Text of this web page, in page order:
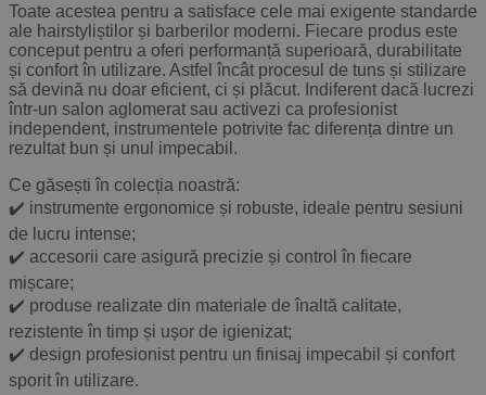
Toate acestea pentru a satisface cele mai exigente standarde
ale hairstyliștilor și barberilor moderni. Fiecare produs este
conceput pentru a oferi performanță superioară, durabilitate
și confort în utilizare. Astfel încât procesul de tuns și stilizare
să devină nu doar eficient, ci și plăcut. Indiferent dacă lucrezi
într-un salon aglomerat sau activezi ca profesionist
independent, instrumentele potrivite fac diferența dintre un
rezultat bun și unul impecabil.
Ce găsești în colecția noastră:
✔️ instrumente ergonomice și robuste, ideale pentru sesiuni
de lucru intense;
✔️ accesorii care asigură precizie și control în fiecare
mișcare;
✔️ produse realizate din materiale de înaltă calitate,
rezistente în timp și ușor de igienizat;
✔️ design profesionist pentru un finisaj impecabil și confort
sporit în utilizare.